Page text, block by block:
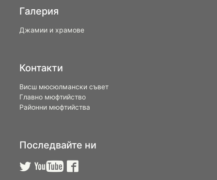
Галерия
Джамии и храмове
Контакти
Висш мюсюлмански съвет
Главно мюфтийство
Районни мюфтийства
Последвайте ни
  